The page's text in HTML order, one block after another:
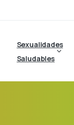
Sexualidades
Saludables